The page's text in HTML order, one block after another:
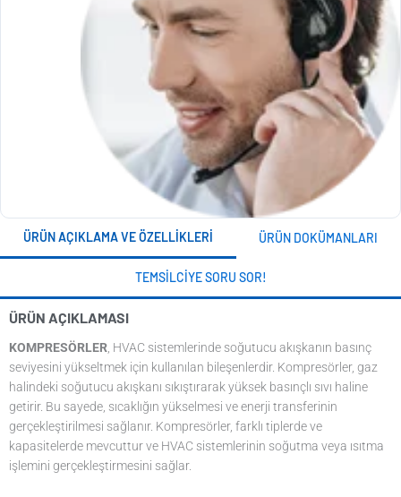
ÜRÜN AÇIKLAMA VE ÖZELLIKLERI ÜRÜN DOKÜMANLARI
TEMSILCIYE SORU SOR!
ÜRÜN AÇIKLAMASI
KOMPRESÖRLER , HVAC sistemlerinde soğutucu akışkanın basınç
seviyesini yükseltmek için kullanılan bileşenlerdir. Kompresörler, gaz
halindeki soğutucu akışkanı sıkıştırarak yüksek basınçlı sıvı haline
getirir. Bu sayede, sıcaklığın yükselmesi ve enerji transferinin
gerçekleştirilmesi sağlanır. Kompresörler, farklı tiplerde ve
kapasitelerde mevcuttur ve HVAC sistemlerinin soğutma veya ısıtma
işlemini gerçekleştirmesini sağlar.